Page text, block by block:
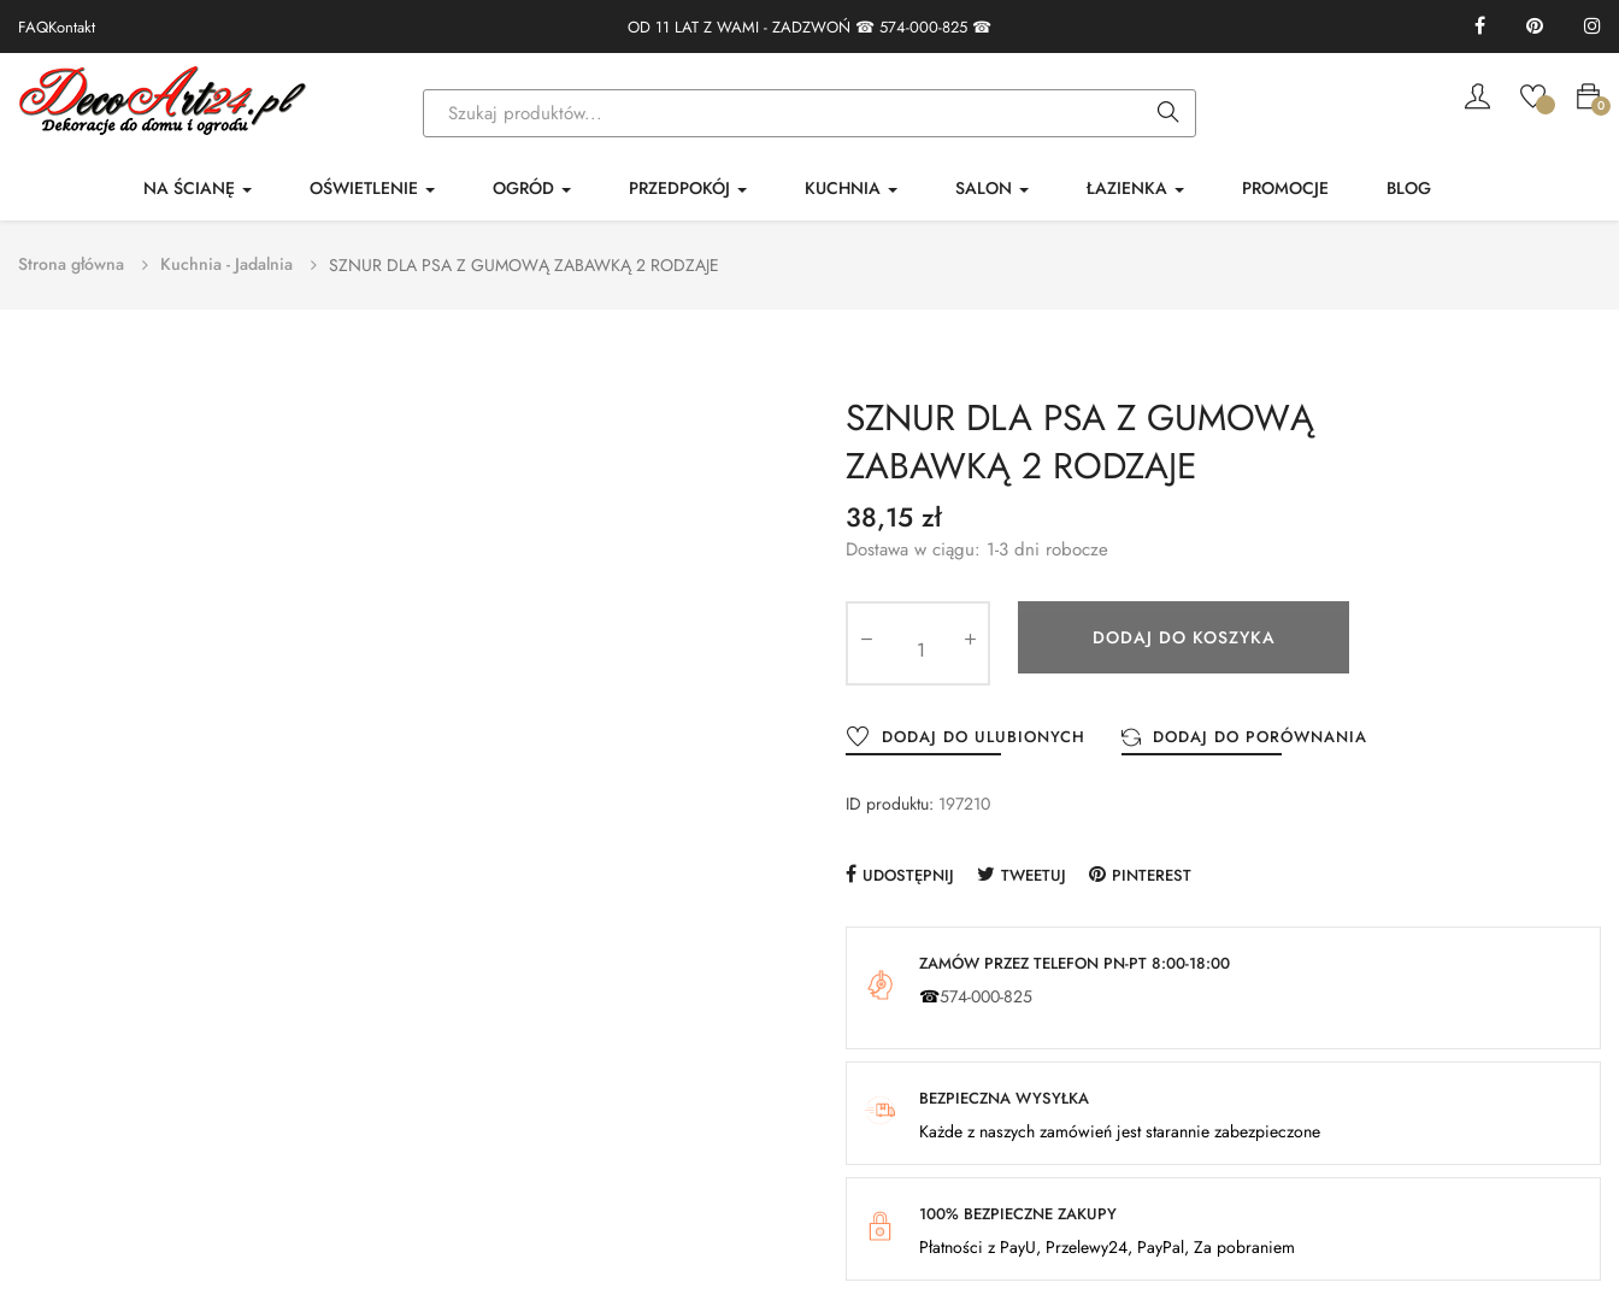
FAQKontakt OD 11 LAT Z WAMI - ZADZWOŃ ☎ 574-000-825 ☎ FacebookPinterest
0
NA ŚCIANĘ OŚWIETLENIE OGRÓD PRZEDPOKÓJ KUCHNIA SALON ŁAZIENKA PROMOCJE BLOG
Strona główna Kuchnia - Jadalnia SZNUR DLA PSA Z GUMOWĄ ZABAWKĄ 2 RODZAJE
SZNUR DLA PSA Z GUMOWĄ
ZABAWKĄ 2 RODZAJE
38,15 zł
Dostawa w ciągu: 1-3 dni robocze
DODAJ DO KOSZYKA
DODAJ DO ULUBIONYCH DODAJ DO PORÓWNANIA
ID produktu: 197210
UDOSTĘPNIJ TWEETUJ PINTEREST
ZAMÓW PRZEZ TELEFON PN-PT 8:00-18:00
☎574-000-825
BEZPIECZNA WYSYŁKA
Każde z naszych zamówień jest starannie zabezpieczone
100% BEZPIECZNE ZAKUPY
Płatności z PayU, Przelewy24, PayPal, Za pobraniem